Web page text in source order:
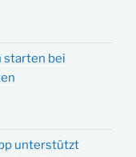
starten bei
unterstützt